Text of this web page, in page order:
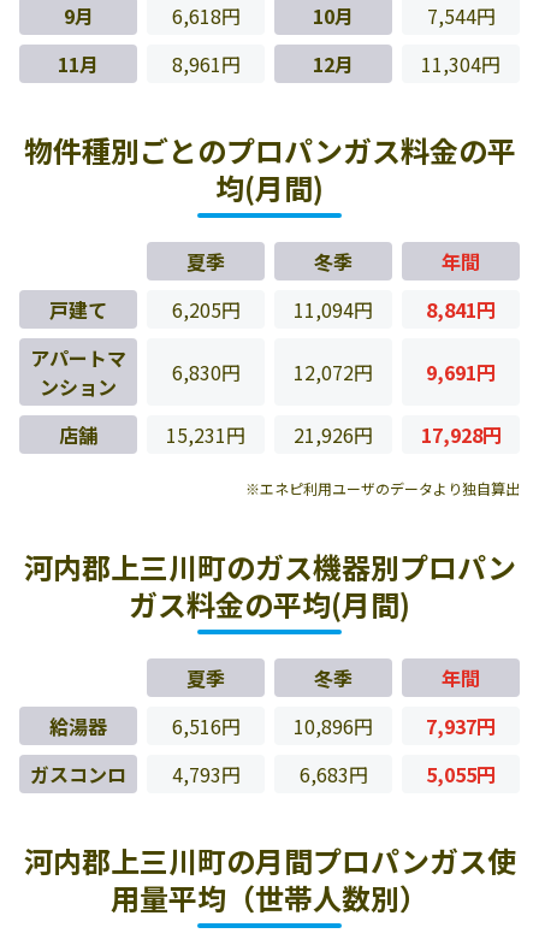
9月
6,618円 10月
7,544円
11月
8,961円 12月 11,304円
物件種別ごとのプロパンガス料金の平
均(月間)
夏季 冬季
年間
戸建て
6,205円 11,094円
8,841円
アパートマ
ンション
6,830円 12,072円 9,691円
店舗 15,231円 21,926円 17,928円
※エネピ利用ユーザのデータより独自算出
河内郡上三川町のガス機器別プロパン
ガス料金の平均(月間)
夏季 冬季
年間
給湯器
6,516円 10,896円
7,937円
ガスコンロ
4,793円 6,683円 5,055円
河内郡上三川町の月間プロパンガス使
用量平均（世帯人数別）